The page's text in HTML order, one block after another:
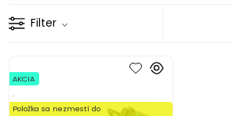
Filter
AKCIA
.
Položka sa nezmestí do